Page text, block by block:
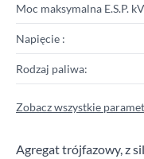
Moc maksymalna E.S.P.
Napięcie :
Rodzaj paliwa:
Zobacz wszystkie
Agregat trójfazowy, z